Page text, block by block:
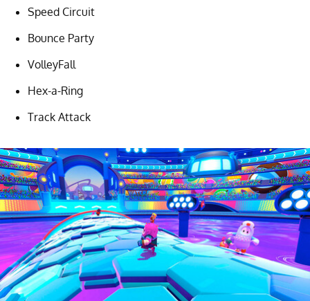
Speed Circuit
Bounce Party
VolleyFall
Hex-a-Ring
Track Attack